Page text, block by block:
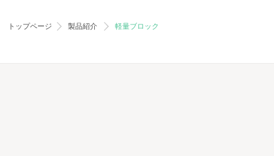
トップページ 製品紹介 軽量ブロック